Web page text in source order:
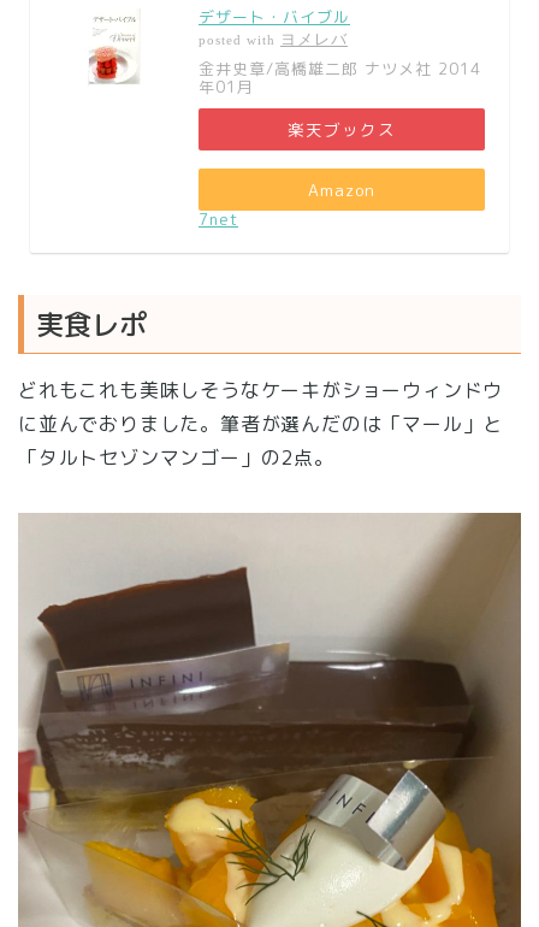
デザート・バイブル
posted with ヨメレバ
金井史章/高橋雄二郎 ナツメ社 2014
年01月
楽天ブックス
Amazon
7net
実食レポ
どれもこれも美味しそうなケーキがショーウィンドウ
に並んでおりました。筆者が選んだのは「マール」と
「タルトセゾンマンゴー」の2点。